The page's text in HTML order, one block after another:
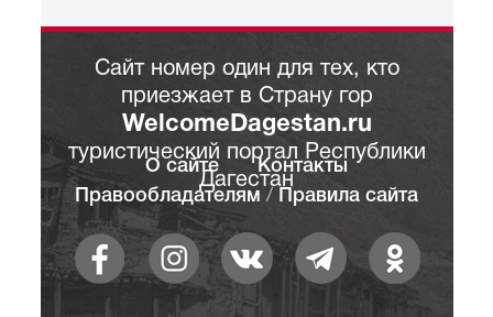
Сайт номер один для тех, кто
приезжает в Страну гор
WelcomeDagestan.ru
туристический портал Республики
Дагестан
О сайте
Контакты
Правообладателям / Правила сайта